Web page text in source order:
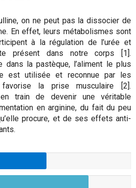
on ne peut pas la dissocier de
En effet, leurs métabolismes sont
à la régulation de l’urée et
présent dans notre corps [1].
dans la pastèque, l’aliment le plus
est utilisée et reconnue par les
la prise musculaire [2].
train de devenir une véritable
en arginine, du fait du peu
procure, et de ses effets anti-